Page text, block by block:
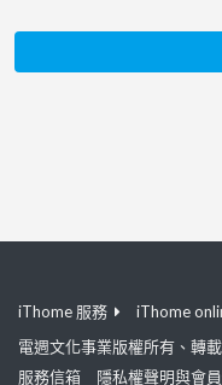
iThome 服務 iThome
電週文化事業版權所有、轉
服務信箱
隱私權聲明與會